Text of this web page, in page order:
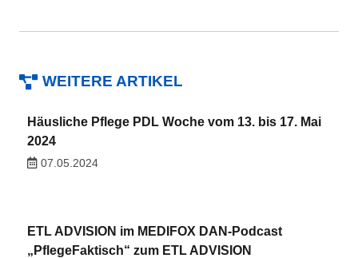
WEITERE ARTIKEL
Häusliche Pflege PDL Woche vom 13. bis 17. Mai
2024
07.05.2024
ETL ADVISION im MEDIFOX DAN-Podcast
„PflegeFaktisch“ zum ETL ADVISION